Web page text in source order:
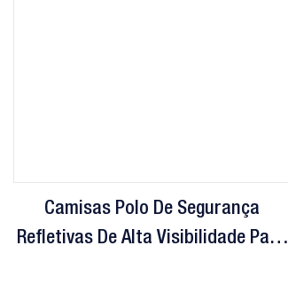
Camisas Polo De Segurança
Refletivas De Alta Visibilidade Para